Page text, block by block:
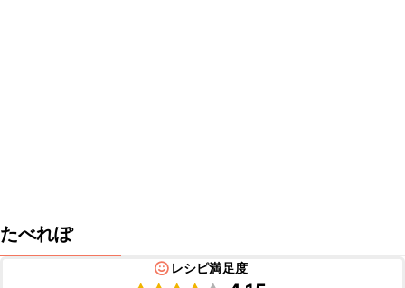
たべれぽ
レシピ満足度